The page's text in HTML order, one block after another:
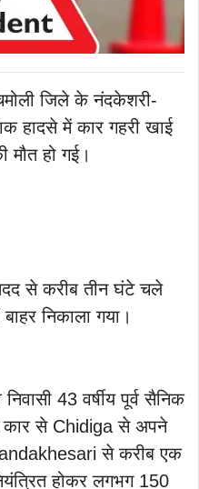
जिले के नंदकेशरी-
हादसे में कार गहरी खाई
मौत हो गई।
से करीब तीन घंटे चले
निकाला गया।
43 वर्षीय पूर्व सैनिक
कार से Chidiga से अपने
से करीब एक
होकर लगभग 150